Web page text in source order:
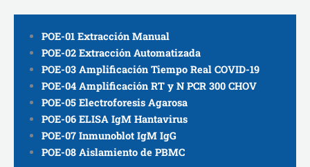
POE-01 Extracción Manual
POE-02 Extracción Automatizada
POE-03 Amplificación Tiempo Real COVID-19
POE-04 Amplificación RT y N PCR 300 CHOV
POE-05 Electroforesis Agarosa
POE-06 ELISA IgM Hantavirus
POE-07 Inmunoblot IgM IgG
POE-08 Aislamiento de PBMC